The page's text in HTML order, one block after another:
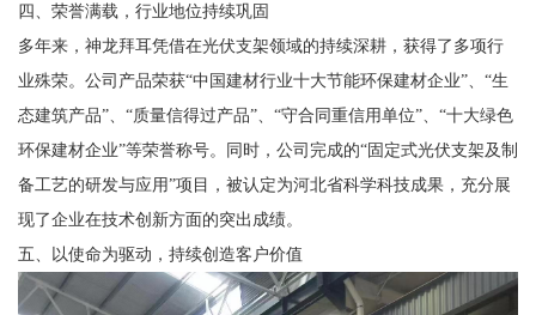
四、荣誉满载，行业地位持续巩固
多年来，神龙拜耳凭借在光伏支架领域的持续深耕，获得了多项行
业殊荣。公司产品荣获“中国建材行业十大节能环保建材企业”、“生
态建筑产品”、“质量信得过产品”、“守合同重信用单位”、“十大绿色
环保建材企业”等荣誉称号。同时，公司完成的“固定式光伏支架及制
备工艺的研发与应用”项目，被认定为河北省科学科技成果，充分展
现了企业在技术创新方面的突出成绩。
五、以使命为驱动，持续创造客户价值